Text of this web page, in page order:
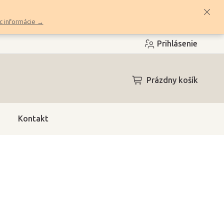
informácie →
Prihlásenie
NÁKUPNÝ
Prázdny košík
Kontakt